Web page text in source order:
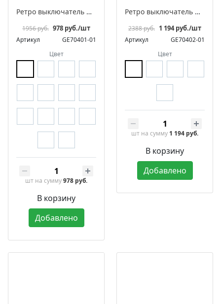
Ретро выключатель фарфоровый поворотный на 4 положения двухклавишный, серия «МезонинЪ», разборная конструкция
1956 руб. 978 руб./шт
Артикул
GE70401-01
Цвет
шт на сумму978 руб.
В корзину
Добавлено
Ретро выключатель фарфоровый поворотный перекрестный, серия «МезонинЪ», разборная конструкция
2388 руб. 1 194 руб./шт
Артикул
GE70402-01
Цвет
шт на сумму 1 194 руб.
В корзину
Добавлено